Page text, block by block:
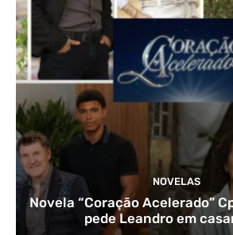
NOVELAS
Novela “Coração Acelerado”
pede Leandro em